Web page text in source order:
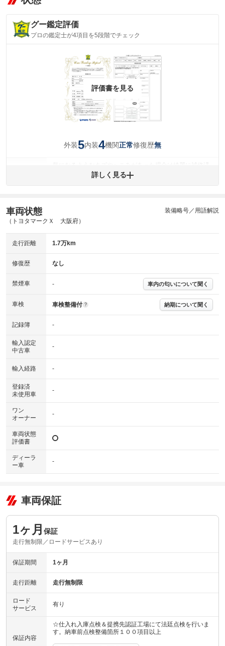
グー鑑定評価
プロの鑑定士が4項目を5段階でチェック
評価書を見る
外装5内装4機関正常修復歴無
みですが、 小さなキズやヘコミが残っている場合もありま
内装
(内装状態)
下さい。
および表示項目が異なる場合がございます。
※グー鑑定の評価はあくまでも記載している鑑定日の鑑定結果となりま
詳しく見る
車両状態
（トヨタマークＸ 大阪府）
装備略号／用語解説
走行距離 1.7万km
修復歴 なし
禁煙車 - 車内の匂いについて聞く
車検 車検整備付 ? 納期について聞く
記録簿 -
輸入認定
中古車
-
輸入経路 -
登録済
未使用車
-
ワン
オーナー
-
車両状態
評価書
ディーラ
ー車
-
車両保証
1ヶ月 保証
走行無制限／ロードサービスあり
保証期間 1ヶ月
走行距離 走行無制限
ロード
サービス
有り
保証内容
☆仕入れ入庫点検＆提携先認証工場にて法廷点検を行いま
す。納車前点検整備箇所１００項目以上